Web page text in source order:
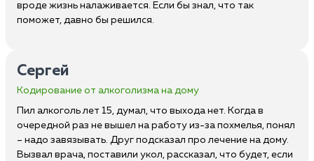
вроде жизнь налаживается. Если бы знал, что так
поможет, давно бы решился.
Сергей
Кодирование от алкоголизма на дому
Пил алкоголь лет 15, думал, что выхода нет. Когда в
очередной раз не вышел на работу из-за похмелья, понял
– надо завязывать. Друг подсказал про лечение на дому.
Вызвал врача, поставили укол, рассказал, что будет, если